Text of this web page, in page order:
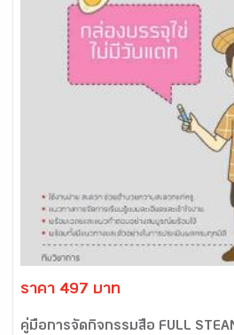
ราคา 497 บาท
คู่มือการจัดกิจกรรมสื่อ FULL